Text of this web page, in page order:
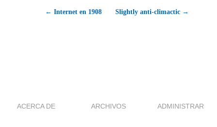
← Internet en 1908 Slightly anti-climactic →
ACERCA DE ARCHIVOS ADMINISTRAR